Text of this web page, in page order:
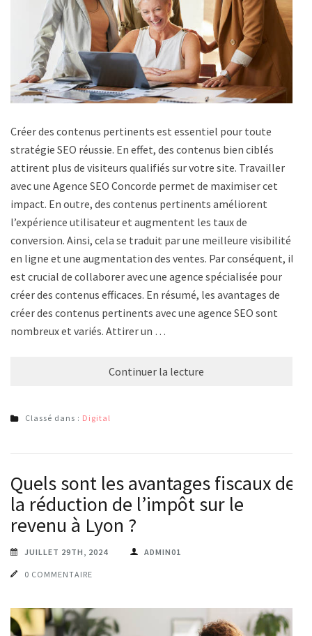
Créer des contenus pertinents est essentiel pour toute
stratégie SEO réussie. En effet, des contenus bien ciblés
attirent plus de visiteurs qualifiés sur votre site. Travailler
avec une Agence SEO Concorde permet de maximiser cet
impact. En outre, des contenus pertinents améliorent
l’expérience utilisateur et augmentent les taux de
conversion. Ainsi, cela se traduit par une meilleure visibilité
en ligne et une augmentation des ventes. Par conséquent, il
est crucial de collaborer avec une agence spécialisée pour
créer des contenus efficaces. En résumé, les avantages de
créer des contenus pertinents avec une agence SEO sont
nombreux et variés. Attirer un …
Continuer la lecture
Classé dans : Digital
Quels sont les avantages fiscaux de
la réduction de l’impôt sur le
revenu à Lyon ?
JUILLET 29TH, 2024 ADMIN01
0 COMMENTAIRE